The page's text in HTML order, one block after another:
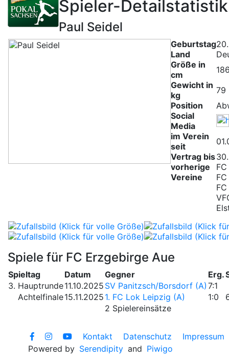
Spieler-Detailstatistik
Paul Seidel
Geburtstag
Land
Größe in
cm
Gewicht in
kg
79
Position
Social
Media
im Verein
seit
Vertrag bis
vorherige
Vereine
Spiele für FC Erzgebirge Aue
Spieltag Datum Gegner Erg.
3. Hauptrunde11.10.2025 SV Panitzsch/Borsdorf (A) 7:1
Achtelfinale15.11.2025 1. FC Lok Leipzig (A) 1:0
2 Spielereinsätze
Kontakt Datenschutz
Impressum
Powered by Serendipity and Piwigo